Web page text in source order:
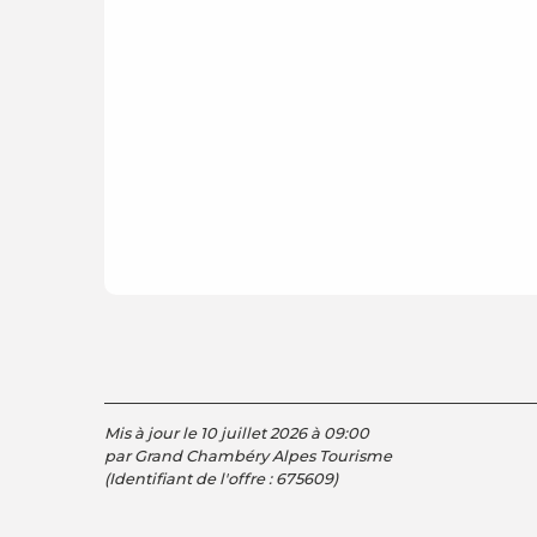
Mis à jour le 10 juillet 2026 à 09:00
par Grand Chambéry Alpes Tourisme
(Identifiant de l'offre : 675609)